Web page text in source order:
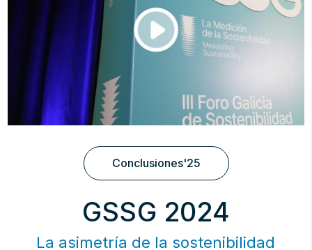
Conclusiones'25
GSSG 2024
La asimetría de la sostenibilidad